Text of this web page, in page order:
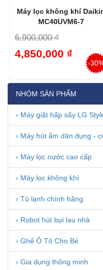
Máy lọc không khí
MC40UVM6-7
6,900,000 ₫
4,850,000 ₫
-
NHÓM SẢN PHẨM
› Máy giặt hấp sấy LG
› Máy hút ẩm dân dụng -
› Máy lọc nước cao cấp
› Máy lọc không khí
› Tủ lạnh chính hãng
› Robot hút bụi lau nhà
› Ghế Ô Tô Cho Bé
› Gia dụng thông minh